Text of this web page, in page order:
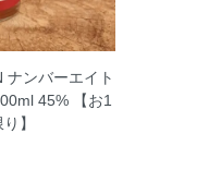
ナンバーエイト
45% 【お1
】